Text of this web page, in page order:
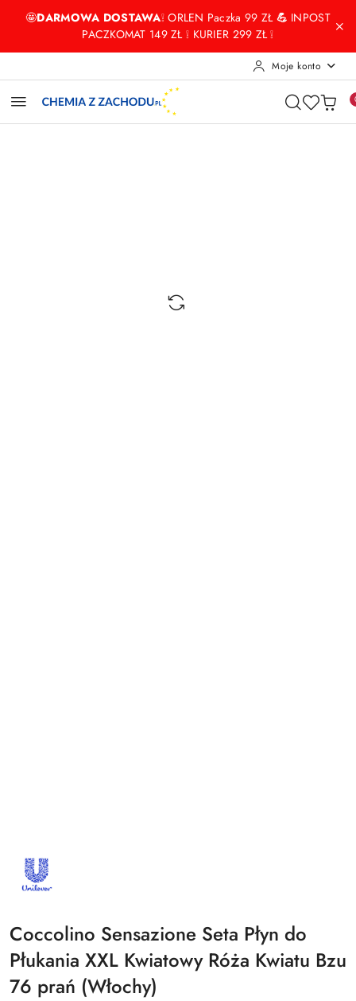
Przejdź do treści głównej
Przejdź do wyszukiwarki
Przejdź do moje konto
Przejdź do menu głównego
Przejdź do opisu produktu
Przejdź do stopki
🤩DARMOWA DOSTAWA❕ ORLEN Paczka 99 ZŁ💪 INPOST
PACZKOMAT 149 ZŁ ❕ KURIER 299 ZŁ ❕
Moje konto
PRODUCENTA:
UNILEVER
Coccolino Sensazione Seta Płyn do
Płukania XXL Kwiatowy Róża Kwiatu Bzu
76 prań (Włochy)